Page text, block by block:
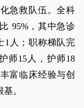
急救队伍。全科
95%，其中急诊
1人；职称梯队完
师15人，护师18
富临床经验与创
。